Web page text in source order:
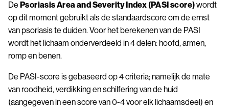
De Psoriasis Area and Severity Index (PASI score)wordt
op dit moment gebruikt als de standaardscore om de ernst
van psoriasis te duiden. Voor het berekenen van de PASI
wordt het lichaam onderverdeeld in 4 delen: hoofd, armen,
romp en benen.
De PASI-score is gebaseerd op 4 criteria; namelijk de mate
van roodheid, verdikking en schilfering van de huid
(aangegeven in een score van 0-4 voor elk lichaamsdeel) en